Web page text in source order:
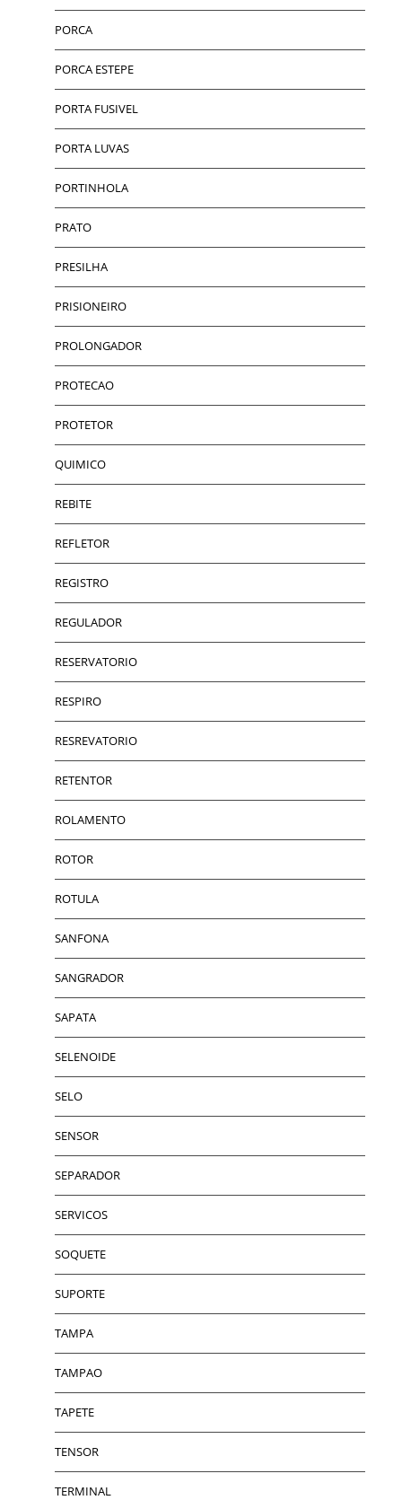
PORCA
PORCA ESTEPE
PORTA FUSIVEL
PORTA LUVAS
PORTINHOLA
PRATO
PRESILHA
PRISIONEIRO
PROLONGADOR
PROTECAO
PROTETOR
QUIMICO
REBITE
REFLETOR
REGISTRO
REGULADOR
RESERVATORIO
RESPIRO
RESREVATORIO
RETENTOR
ROLAMENTO
ROTOR
ROTULA
SANFONA
SANGRADOR
SAPATA
SELENOIDE
SELO
SENSOR
SEPARADOR
SERVICOS
SOQUETE
SUPORTE
TAMPA
TAMPAO
TAPETE
TENSOR
TERMINAL